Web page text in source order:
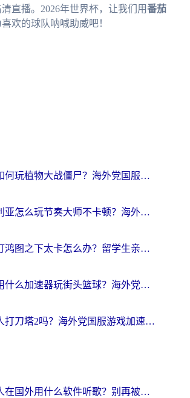
直播。2026年世界杯，让我们用番茄
欢的球队呐喊助威吧！
欧洲如何玩植物大战僵尸？海外党国服游戏加速避坑指南（附实测对比）
澳大利亚怎么玩节奏大师不卡顿？海外党国服游戏加速终极指南
国外打鸿图之下太卡怎么办？留学生亲测有效的国服游戏加速方案
日本用什么加速器玩街头篮球？海外党国服游戏不卡顿的终极攻略
外国人打刀塔2吗？海外党国服游戏加速避坑全攻略
中国人在国外用什么软件听歌？别再被地域限制卡脖子，这篇教你轻松解锁国内音乐库